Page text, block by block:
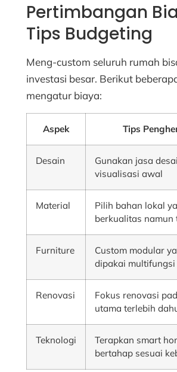
Pertimbangan
Tips Budgeting
Meng-custom seluruh rumah
investasi besar. Berikut
mengatur biaya:
Aspek Tips
Desain
Gunakan jasa
visualisasi awal
Material
Pilih bahan lokal
berkualitas namun
Furniture
Custom modular
dipakai multifungsi
Renovasi
Fokus renovasi
utama terlebih
Teknologi
Terapkan smart
bertahap sesuai